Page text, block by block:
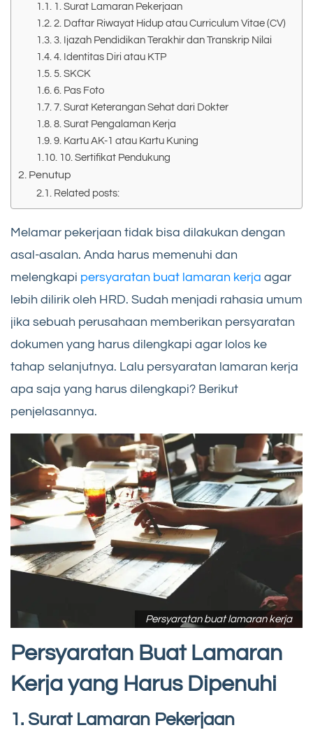
1. Surat Lamaran Pekerjaan
2. Daftar Riwayat Hidup atau Curriculum Vitae (CV)
3. Ijazah Pendidikan Terakhir dan Transkrip Nilai
4. Identitas Diri atau KTP
5. SKCK
6. Pas Foto
7. Surat Keterangan Sehat dari Dokter
8. Surat Pengalaman Kerja
9. Kartu AK-1 atau Kartu Kuning
10. Sertifikat Pendukung
Penutup
Related posts:
Melamar pekerjaan tidak bisa dilakukan dengan
asal-asalan. Anda harus memenuhi dan
melengkapi persyaratan buat lamaran kerja agar
lebih dilirik oleh HRD. Sudah menjadi rahasia umum
jika sebuah perusahaan memberikan persyaratan
dokumen yang harus dilengkapi agar lolos ke
tahap selanjutnya. Lalu persyaratan lamaran kerja
apa saja yang harus dilengkapi? Berikut
penjelasannya.
Persyaratan buat lamaran kerja
Persyaratan Buat Lamaran
Kerja yang Harus Dipenuhi
1. Surat Lamaran Pekerjaan